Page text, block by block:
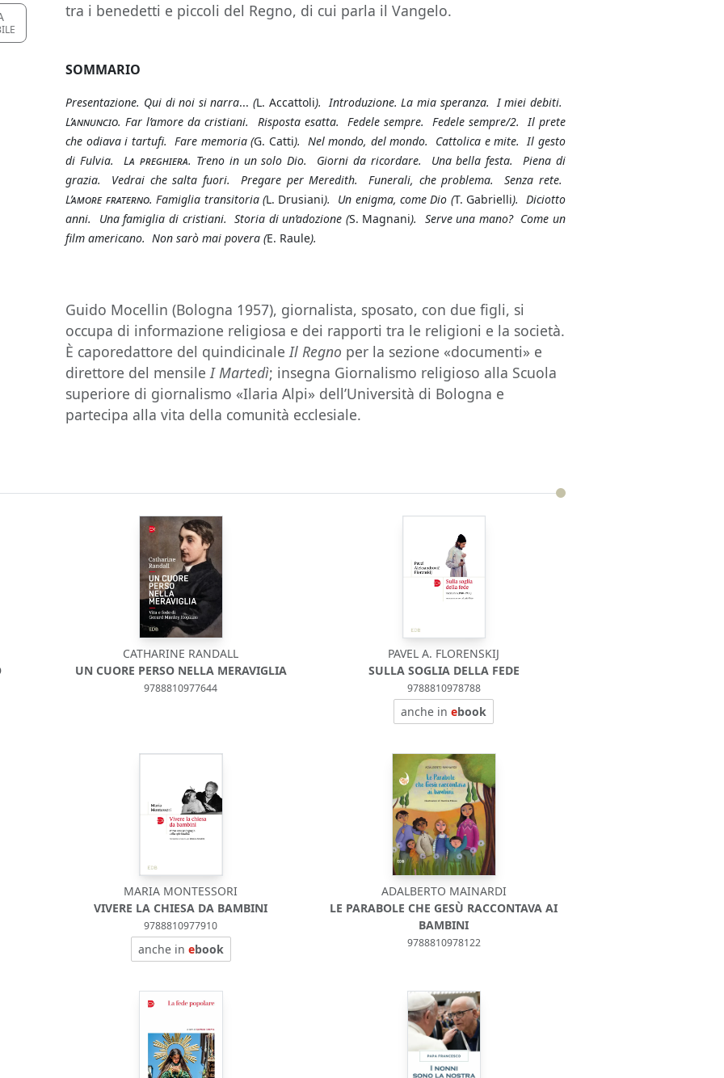
tra i benedetti e piccoli del Regno, di cui parla il Vangelo.
SOMMARIO
Presentazione. Qui di noi si narra... (L. Accattoli). Introduzione. La mia speranza. I miei debiti.
L’annuncio. Far l’amore da cristiani. Risposta esatta. Fedele sempre. Fedele sempre/2. Il prete
che odiava i tartufi. Fare memoria (G. Catti). Nel mondo, del mondo. Cattolica e mite. Il gesto
di Fulvia. La preghiera. Treno in un solo Dio. Giorni da ricordare. Una bella festa. Piena di
grazia. Vedrai che salta fuori. Pregare per Meredith. Funerali, che problema. Senza rete.
L’amore fraterno. Famiglia transitoria (L. Drusiani). Un enigma, come Dio (T. Gabrielli). Diciotto
anni. Una famiglia di cristiani. Storia di un’adozione (S. Magnani). Serve una mano? Come un
film americano. Non sarò mai povera (E. Raule).
Guido Mocellin (Bologna 1957), giornalista, sposato, con due figli, si
occupa di informazione religiosa e dei rapporti tra le religioni e la società.
È caporedattore del quindicinaleIl Regno per la sezione «documenti» e
direttore del mensileI Martedì; insegna Giornalismo religioso alla Scuola
superiore di giornalismo «Ilaria Alpi» dell’Università di Bologna e
partecipa alla vita della comunità ecclesiale.
CATHARINE RANDALL
UN CUORE PERSO NELLA MERAVIGLIA
9788810977644
PAVEL A. FLORENSKIJ
SULLA SOGLIA DELLA FEDE
9788810978788
anche inebook
MARIA MONTESSORI
VIVERE LA CHIESA DA BAMBINI
9788810977910
anche in ebook
ADALBERTO MAINARDI
LE PARABOLE CHE GESÙ RACCONTAVA AI
BAMBINI
9788810978122